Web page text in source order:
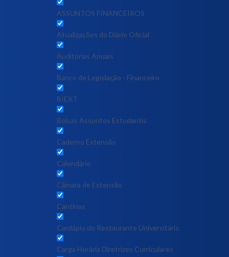
ASSUNTOS FINANCEIROS
Atualizações do Diário Oficial
Auditórias Anuais
Banco de Legislação - Financeiro
BIEXT
Bolsas Assuntos Estudantis
Caderno Extensão
Calendário
Câmara de Extensão
Cantinas
Cardápio do Restaurante Universitário
Carga Horária Diretrizes Curriculares